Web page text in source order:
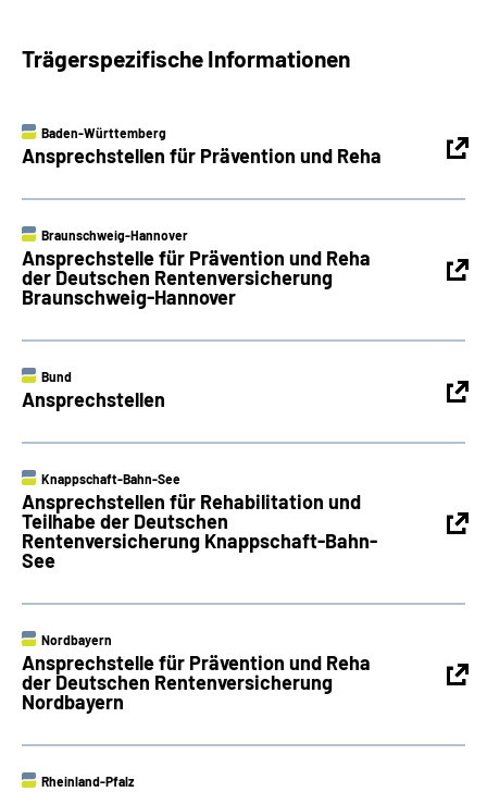
Trägerspezifische Informationen
Baden-Württemberg
Ansprechstellen für Prävention und Reha
Braunschweig-Hannover
Ansprechstelle für Prävention und Reha
der Deutschen Rentenversicherung
Braunschweig-Hannover
Bund
Ansprechstellen
Knappschaft-Bahn-See
Ansprechstellen für Rehabilitation und
Teilhabe der Deutschen
Rentenversicherung Knappschaft-Bahn-
See
Nordbayern
Ansprechstelle für Prävention und Reha
der Deutschen Rentenversicherung
Nordbayern
Rheinland-Pfalz